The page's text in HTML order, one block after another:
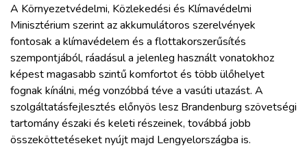
A Környezetvédelmi, Közlekedési és Klímavédelmi
Minisztérium szerint az akkumulátoros szerelvények
fontosak a klímavédelem és a flottakorszerűsítés
szempontjából, ráadásul a jelenleg használt vonatokhoz
képest magasabb szintű komfortot és több ülőhelyet
fognak kínálni, még vonzóbbá téve a vasúti utazást. A
szolgáltatásfejlesztés előnyös lesz Brandenburg szövetségi
tartomány északi és keleti részeinek, továbbá jobb
összeköttetéseket nyújt majd Lengyelországba is.